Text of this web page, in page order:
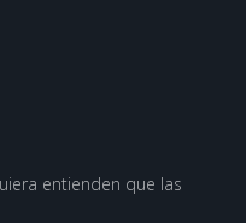
entienden que las